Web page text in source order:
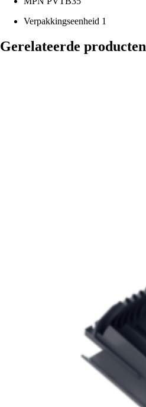
Verpakkingseenheid 1
Gerelateerde producten